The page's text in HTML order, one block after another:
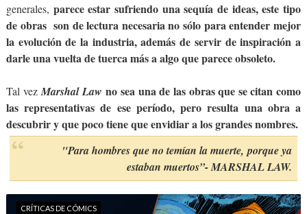
generales, parece estar sufriendo una sequía de ideas, este tipo
de obras son de lectura necesaria no sólo para entender mejor
la evolución de la industria, además de servir de inspiración a
darle una vuelta de tuerca más a algo que parece obsoleto.
Tal vezMarshal Law no sea una de las obras que se citan como
las representativas de ese período, pero resulta una obra a
descubrir y que poco tiene que envidiar a los grandes nombres.
"Para hombres que no temían la muerte,porque ya
estaban muertos”-MARSHAL LAW.
CRÍTICAS DE CÓMICS